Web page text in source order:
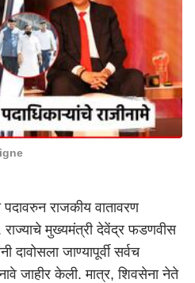
राजकीय वातावरण
राज्याचे मुख्यमंत्रीदेवेंद्र फडणवीस
दावोसला जाण्यापूर्वी सर्वच
जाहीर केली. मात्र, शिवसेना नेते